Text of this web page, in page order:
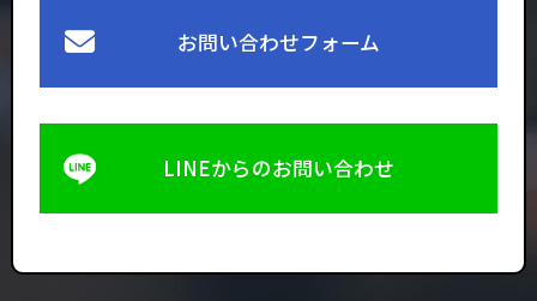
お問い合わせフォーム
LINEからのお問い合わせ